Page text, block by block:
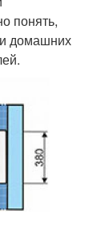
понять,
домашних